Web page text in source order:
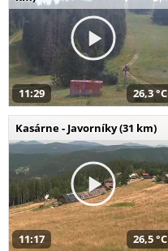
11:29 26,3 °C
Kasárne - Javorníky (31 km)
11:17 26,5 °C